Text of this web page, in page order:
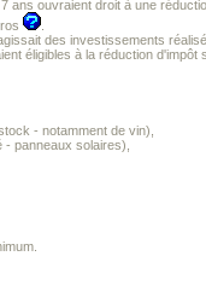
ans ouvraient droit à une
des investissements
éligibles à la réduction d'impôt
- notamment de vin),
panneaux solaires),